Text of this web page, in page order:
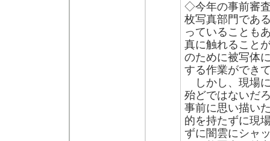
◇今年の事前審
枚写真部門であ
っていることも
真に触れること
のために被写体
する作業ができ
しかし、現場
殆どではないだ
事前に思い描い
的を持たずに現
ずに闇雲にシャ